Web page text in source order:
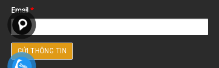
Email *